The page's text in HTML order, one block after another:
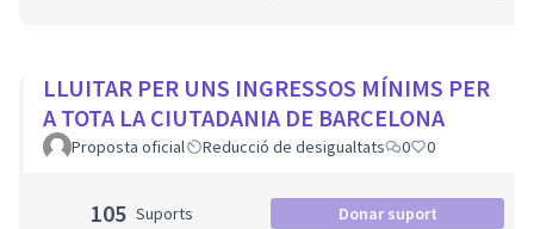
LLUITAR PER UNS INGRESSOS MÍNIMS PER
A TOTA LA CIUTADANIA DE BARCELONA
Proposta oficial Reducció de desigualtats 0 0
105 Suports Donar suport